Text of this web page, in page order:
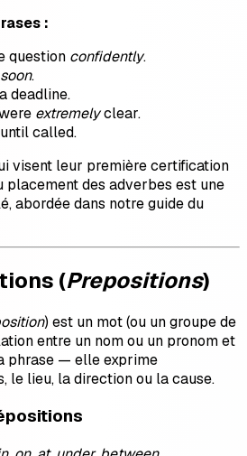
:
question confidently.
soon.
deadline.
extremelyclear.
called.
visent leur première certification
placement des adverbes est une
abordée dans notre guide du
(Prepositions)
) est un mot (ou un groupe de
entre un nom ou un pronom et
phrase — elle exprime
le lieu, la direction ou la cause.